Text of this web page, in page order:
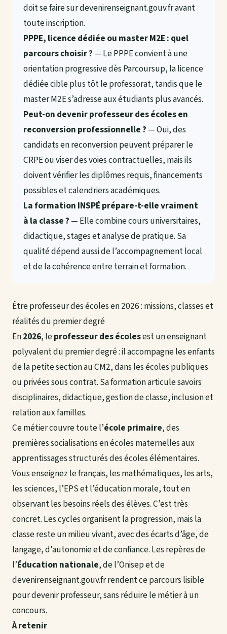
doit se faire sur devenirenseignant.gouv.fr avant
toute inscription.
PPPE, licence dédiée ou master M2E : quel
parcours choisir ? — Le PPPE convient à une
orientation progressive dès Parcoursup, la licence
dédiée cible plus tôt le professorat, tandis que le
master M2E s’adresse aux étudiants plus avancés.
Peut-on devenir professeur des écoles en
reconversion professionnelle ? — Oui, des
candidats en reconversion peuvent préparer le
CRPE ou viser des voies contractuelles, mais ils
doivent vérifier les diplômes requis, financements
possibles et calendriers académiques.
La formation INSPÉ prépare-t-elle vraiment
à la classe ? — Elle combine cours universitaires,
didactique, stages et analyse de pratique. Sa
qualité dépend aussi de l’accompagnement local
et de la cohérence entre terrain et formation.
Être professeur des écoles en 2026 : missions, classes et
réalités du premier degré
En2026, leprofesseur des écolesest un enseignant
polyvalent du premier degré : il accompagne les enfants
de la petite section au CM2, dans les écoles publiques
ou privées sous contrat. Sa formation articule savoirs
disciplinaires, didactique, gestion de classe, inclusion et
relation aux familles.
Ce métier couvre toute l’école primaire, des
premières socialisations en écoles maternelles aux
apprentissages structurés des écoles élémentaires.
Vous enseignez le français, les mathématiques, les arts,
les sciences, l’EPS et l’éducation morale, tout en
observant les besoins réels des élèves. C’est très
concret. Les cycles organisent la progression, mais la
classe reste un milieu vivant, avec des écarts d’âge, de
langage, d’autonomie et de confiance. Les repères de
l’Éducation nationale, de l’Onisep et de
devenirenseignant.gouv.fr rendent ce parcours lisible
pour devenir professeur, sans réduire le métier à un
concours.
À retenir